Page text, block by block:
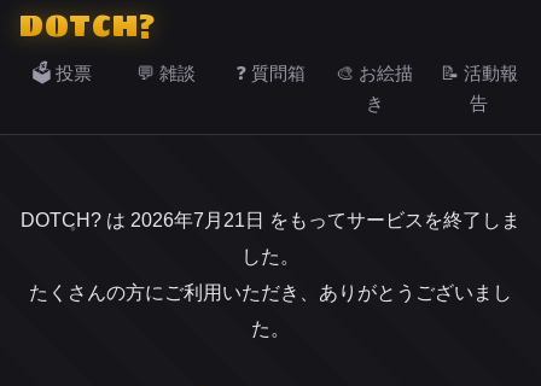
DOTCH?
🗳️ 投票 💬 雑談 ❓ 質問箱
🎨 お絵描
き
📝 活動報
告
DOTCH? は 2026年7月21日 をもってサービスを終了しま
した。
たくさんの方にご利用いただき、ありがとうございまし
た。